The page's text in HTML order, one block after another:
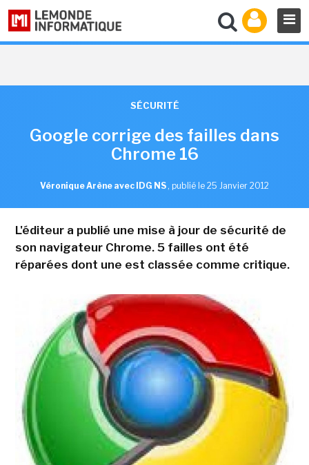
SÉCURITÉ
Google corrige des failles dans
Chrome 16
Véronique Arène avec IDG NS , publié le 25 Janvier 2012
L'éditeur a publié une mise à jour de sécurité de
son navigateur Chrome. 5 failles ont été
réparées dont une est classée comme critique.